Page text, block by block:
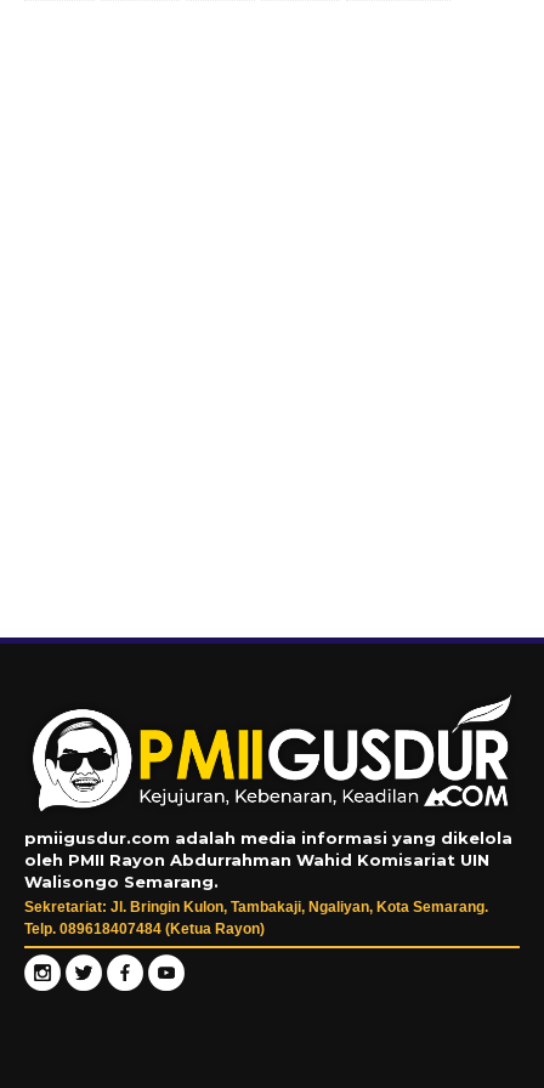
pmiigusdur.com adalah media informasi yang dikelola
oleh PMII Rayon Abdurrahman Wahid Komisariat UIN
Walisongo Semarang.
Sekretariat: Jl. Bringin Kulon, Tambakaji, Ngaliyan, Kota Semarang.
Telp. 089618407484 (Ketua Rayon)